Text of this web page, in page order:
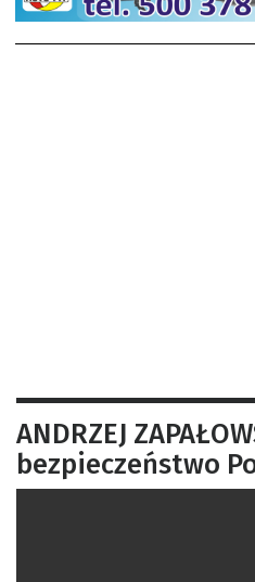
ANDRZEJ
bezpieczeństwo